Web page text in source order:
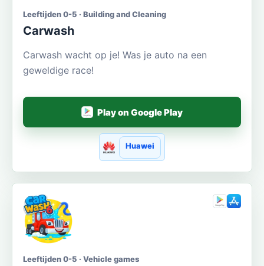
Leeftijden 0-5 · Building and Cleaning
Carwash
Carwash wacht op je! Was je auto na een
geweldige race!
Play on Google Play
Huawei
Leeftijden 0-5 · Vehicle games